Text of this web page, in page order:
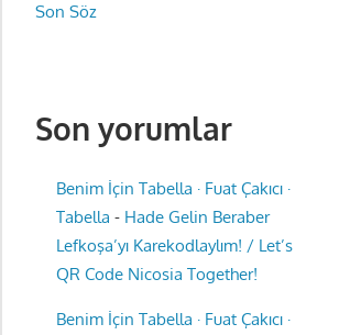
Son Söz
Son yorumlar
Benim İçin Tabella · Fuat Çakıcı ·
Tabella - Hade Gelin Beraber
Lefkoşa’yı Karekodlaylım! / Let’s
QR Code Nicosia Together!
Benim İçin Tabella · Fuat Çakıcı ·